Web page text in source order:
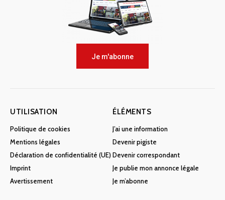
Je m'abonne
UTILISATION
Politique de cookies
Mentions légales
Déclaration de confidentialité (UE)
Imprint
Avertissement
ÉLÉMENTS
J’ai une information
Devenir pigiste
Devenir correspondant
Je publie mon annonce légale
Je m’abonne